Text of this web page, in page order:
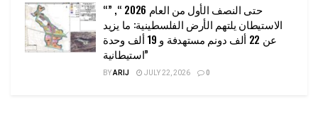
“حتى النصف الأول من العام 2026 “, ”
الاستيطان يلتهم الأرض الفلسطينية: ما يزيد
عن 22 ألف دونم مستهدفة و 19 ألف وحدة
استيطانية”
BYARIJ JULY 22, 2026 0